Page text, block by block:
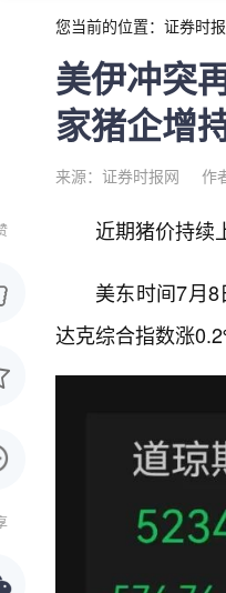
您当前的位置： 证券时报
美伊冲突
家猪企增
来源：证券时报网 作
近期猪价持续
美东时间7月
达克综合指数涨